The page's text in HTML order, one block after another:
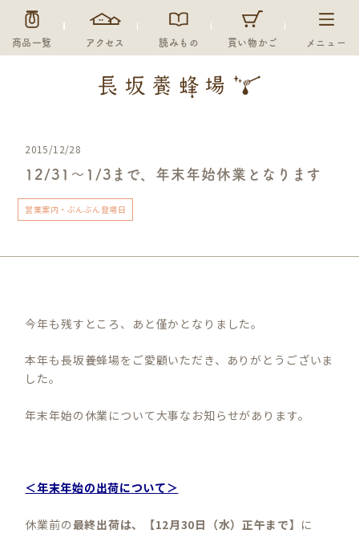
商品一覧 アクセス 読みもの 買い物かご メニュー
2015/12/28
12/31～1/3まで、年末年始休業となります
営業案内・ぶんぶん登場日
今年も残すところ、あと僅かとなりました。
本年も長坂養蜂場をご愛顧いただき、ありがとうございま
した。
年末年始の休業について大事なお知らせがあります。
＜年末年始の出荷について＞
休業前の最終出荷は、【12月30日（水）正午まで】 に